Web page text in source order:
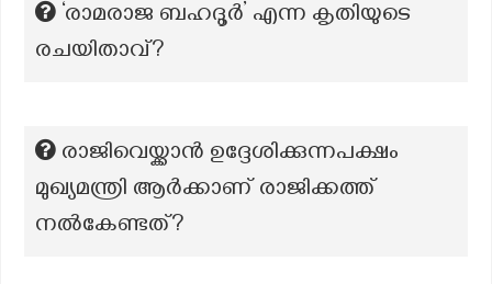
‘രാമരാജ ബഹദൂർ’ എന്ന കൃതിയുടെ
രചയിതാവ്?
രാജിവെയ്ക്കാൻ ഉദ്ദേശിക്കുന്നപക്ഷം
മുഖ്യമന്ത്രി ആർക്കാണ് രാജിക്കത്ത്
നൽകേണ്ടത്?